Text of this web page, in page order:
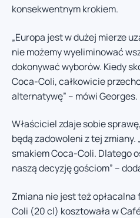
konsekwentnym krokiem.
„Europa jest w dużej mierze
nie możemy wyeliminować
dokonywać wyborów. Kiedy
Coca-Coli, całkowicie
alternatywę” – mówi Georges.
Właściciel zdaje sobie
będą zadowoleni z tej
smakiem Coca-Coli. Dlatego
naszą decyzję gościom” –
Zmiana nie jest też
Coli (20 cl) kosztowała w